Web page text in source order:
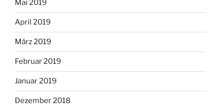
Mai 2019
April 2019
März 2019
Februar 2019
Januar 2019
Dezember 2018